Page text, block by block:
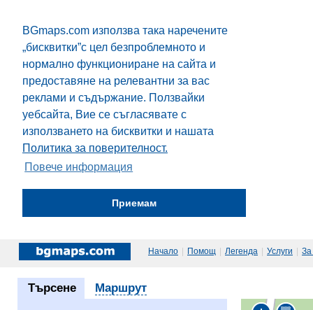
BGmaps.com използва така наречените
„бисквитки”с цел безпроблемното и
нормално функциониране на сайта и
предоставяне на релевантни за вас
реклами и съдържание. Ползвайки
уебсайта, Вие се съгласявате с
използването на бисквитки и нашата
Политика за поверителност.
Повече информация
Приемам
Начало | Помощ | Легенда | Услуги | За
Търсене Маршрут